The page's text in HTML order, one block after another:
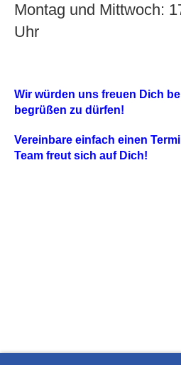
Montag und Mittwoch:
Uhr
Wir würden uns freuen Dich
begrüßen zu dürfen!
Vereinbare einfach einen
Team freut sich auf Dich!